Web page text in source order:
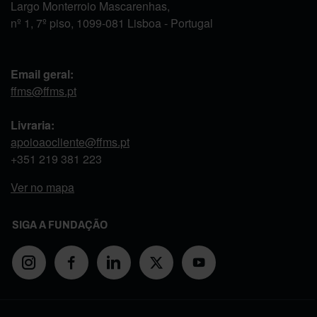
Largo Monterroio Mascarenhas,
nº 1, 7º piso, 1099-081 Lisboa - Portugal
Email geral:
ffms@ffms.pt
Livraria:
apoioaocliente@ffms.pt
+351 219 381 223
Ver no mapa
SIGA A FUNDAÇÃO